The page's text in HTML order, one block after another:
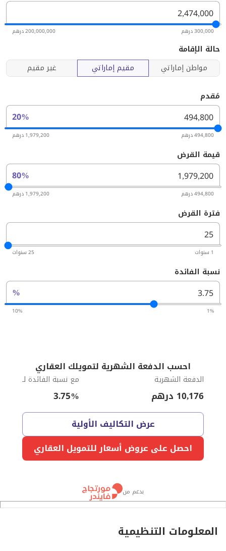
300,000 درهم 200,000,000 درهم
حالة الإقامة
مواطن إماراتي
مقيم إماراتي غير مقيم
مُقدم
20%
494,800 درهم 1,979,200 درهم
قيمة القرض
80%
494,800 درهم 1,979,200 درهم
فترة القرض
1 سنوات 25 سنوات
نسبة الفائدة
%
1%
10%
احسب الدفعة الشهرية لتمويلك العقاري
الدفعة الشهرية
10,176 درهم
مع نسبة الفائدة لـ
3.75%
عرض التكاليف الأولية
احصل على عروض أسعار للتمويل العقاري
بدعم من
المعلومات التنظيمية